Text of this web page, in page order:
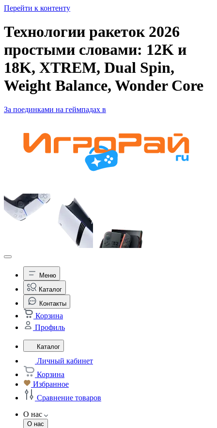
Перейти к контенту
Технологии ракеток 2026
простыми словами: 12K и
18K, XTREM, Dual Spin,
Weight Balance, Wonder Core
За поединками на геймпадах в
Меню
Каталог
Контакты
Корзина
Профиль
Каталог
Личный кабинет
Корзина
Избранное
Сравнение товаров
О нас
О нас